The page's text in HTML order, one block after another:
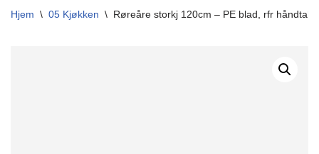
Hjem \ 05 Kjøkken \ Røreåre storkj 120cm – PE blad, rfr håndtak